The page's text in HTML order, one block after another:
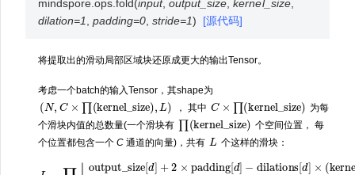
mindspore.ops.fold(input,output_size ,kernel_size,
dilation=1 ,padding=0 ,stride=1) [源代码]
将提取出的滑动局部区域块还原成更大的输出Tensor。
考虑一个batch的输入Tensor，其shape为
(N, C× (kernel_size L ， 其中 C× ∏(kernel_size
为每
个滑块内值的总数量(一个滑块有 ∏(kernel_size 个空间位置， 每
个位置都包含一个 C 通道的向量)，共有 L 个这样的滑块：
output_size[d]+2× padding[d]−dilations[d]×(
kernel_size[d]−1 ) −1 strides[d]+1⌋